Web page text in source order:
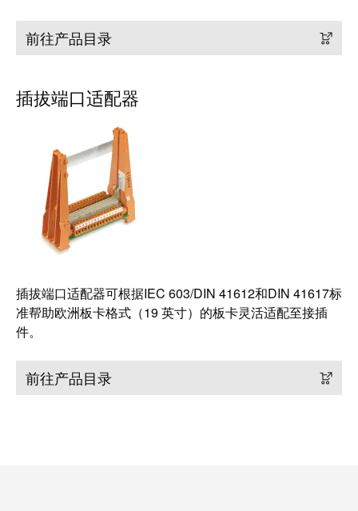
前往产品目录
插拔端口适配器
插拔端口适配器可根据IEC 603/DIN 41612和DIN 41617标
准帮助欧洲板卡格式（19 英寸）的板卡灵活适配至接插
件。
前往产品目录